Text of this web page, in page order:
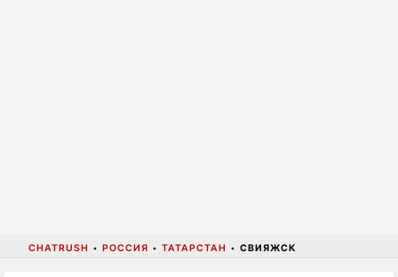
CHATRUSH • РОССИЯ • ТАТАРСТАН • СВИЯЖСК